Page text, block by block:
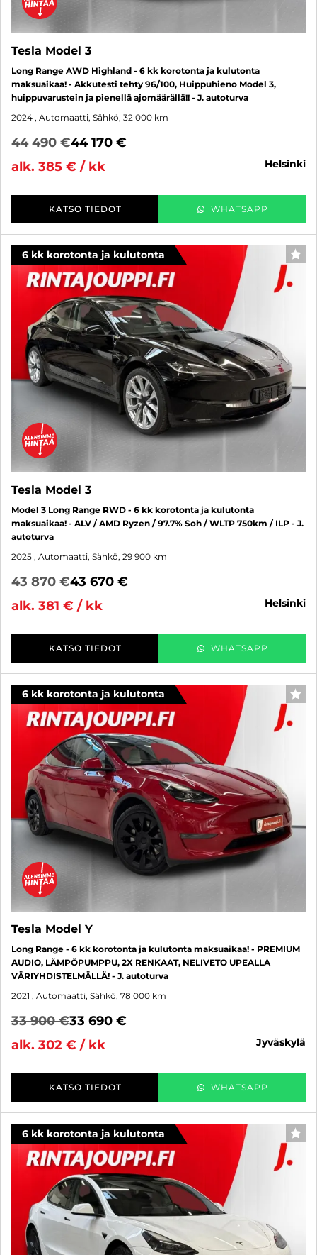
Tesla Model 3
Long Range AWD Highland - 6 kk korotonta ja kulutonta
maksuaikaa! - Akkutesti tehty 96/100, Huippuhieno Model 3,
huippuvarustein ja pienellä ajomäärällä!! - J. autoturva
2024 , Automaatti, Sähkö, 32 000 km
44 490 €44 170 €
alk. 385 € / kk
helsinki
KATSO TIEDOT WHATSAPP
6 kk korotonta ja kulutonta
Tesla Model 3
Model 3 Long Range RWD - 6 kk korotonta ja kulutonta
maksuaikaa! - ALV / AMD Ryzen / 97.7% Soh / WLTP 750km / ILP - J.
autoturva
2025 , Automaatti, Sähkö, 29 900 km
43 870 €43 670 €
alk. 381 € / kk
helsinki
KATSO TIEDOT WHATSAPP
6 kk korotonta ja kulutonta
Tesla Model Y
Long Range - 6 kk korotonta ja kulutonta maksuaikaa! - PREMIUM
AUDIO, LÄMPÖPUMPPU, 2X RENKAAT, NELIVETO UPEALLA
VÄRIYHDISTELMÄLLÄ! - J. autoturva
2021 , Automaatti, Sähkö, 78 000 km
33 900 €33 690 €
alk. 302 € / kk
jyväskylä
KATSO TIEDOT WHATSAPP
6 kk korotonta ja kulutonta